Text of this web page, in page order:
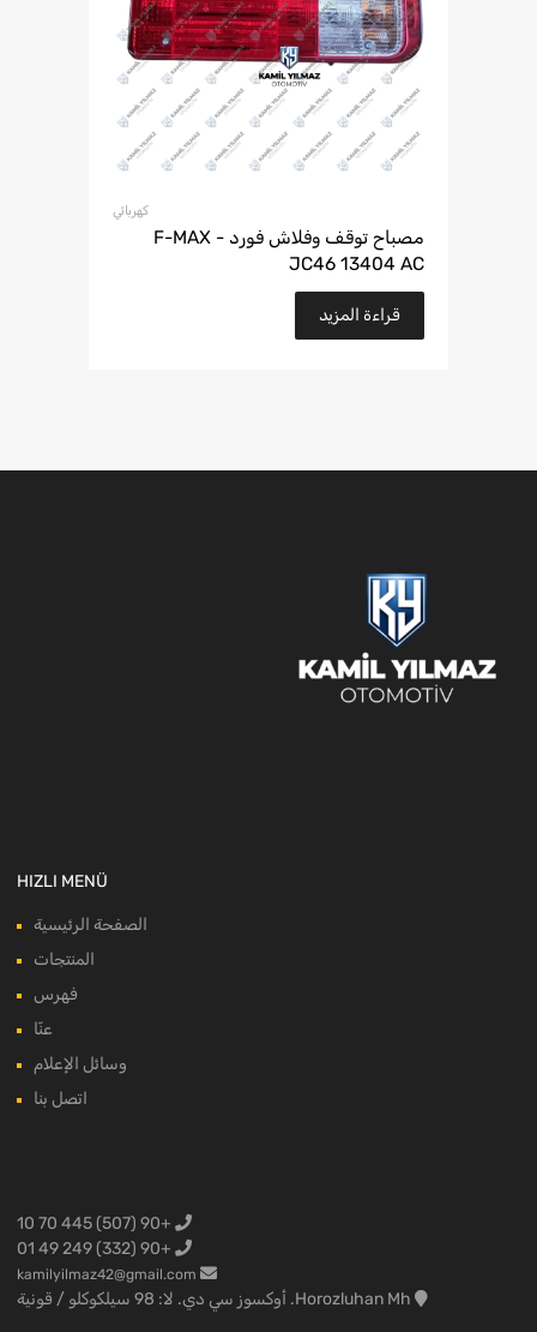
كهربائي
مصباح توقف وفلاش فورد F-MAX -
JC46 13404 AC
قراءة المزيد
HIZLI MENÜ
الصفحة الرئيسية
المنتجات
فهرس
عنّا
وسائل الإعلام
اتصل بنا
+90 (507) 445 70 10
+90 (332) 249 49 01
kamilyilmaz42@gmail.com
Horozluhan Mh. أوكسوز سي دي. لا: 98 سيلكوكلو / قونية